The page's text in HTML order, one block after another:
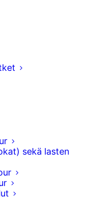
sekä lasten
kansainvälinen
Tapahtuma
kilpailupäivät
sekä